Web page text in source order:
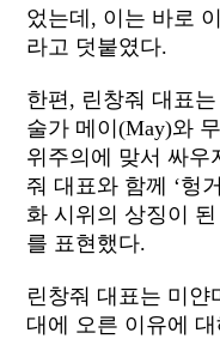
었는데, 이는 바로
라고 덧붙였다.
한편, 린창줘 대표
술가 메이(May)와
위주의에 맞서 싸우
줘 대표와 함께 ‘헝
화 시위의 상징이
를 표현했다.
린창줘 대표는 미얀
대에 오른 이유에